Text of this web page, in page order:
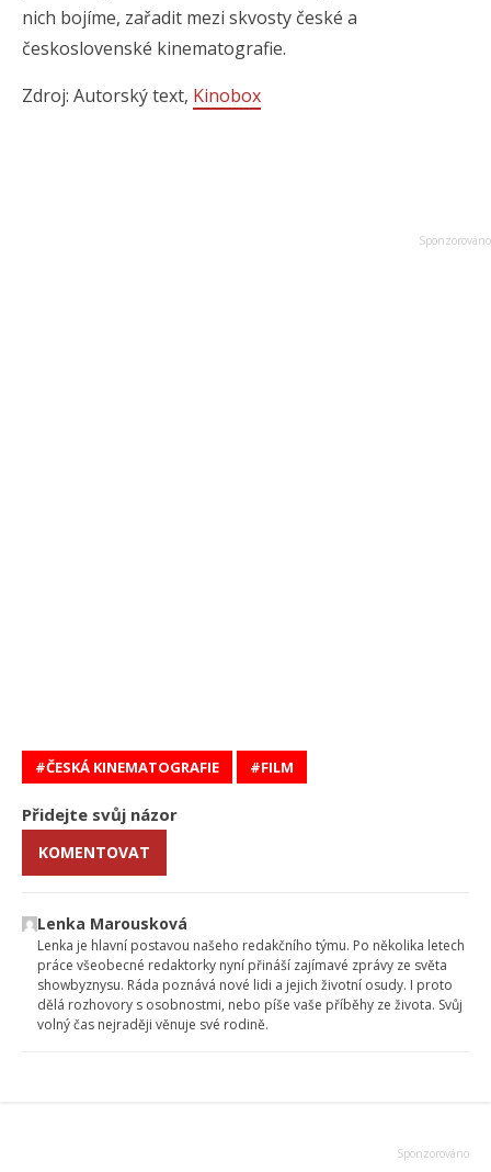
nich bojíme, zařadit mezi skvosty české a
československé kinematografie.
Zdroj: Autorský text, Kinobox
ČESKÁ KINEMATOGRAFIE FILM
Přidejte svůj názor
KOMENTOVAT
Lenka Marousková
Lenka je hlavní postavou našeho redakčního týmu. Po několika letech
práce všeobecné redaktorky nyní přináší zajímavé zprávy ze světa
showbyznysu. Ráda poznává nové lidi a jejich životní osudy. I proto
dělá rozhovory s osobnostmi, nebo píše vaše příběhy ze života. Svůj
volný čas nejraději věnuje své rodině.